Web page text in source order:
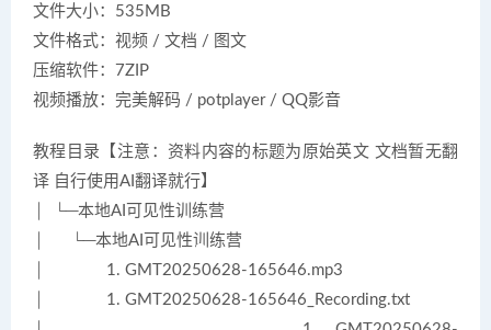
文件大小：535MB
文件格式：视频 / 文档 / 图文
压缩软件：7ZIP
视频播放：完美解码 / potplayer / QQ影音
教程目录【注意：资料内容的标题为原始英文 文档暂无翻
译 自行使用AI翻译就行】
│ └─本地AI可见性训练营
│ └─本地AI可见性训练营
│ 1. GMT20250628-165646.mp3
│ 1. GMT20250628-165646_Recording.txt